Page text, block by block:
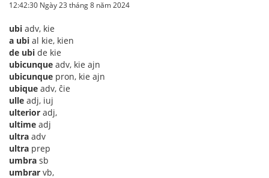
12:42:30 Ngày 23 tháng 8 năm 2024
ubi adv, kie
a ubi al kie, kien
de ubi de kie
ubicunque adv, kie ajn
ubicunque pron, kie ajn
ubique adv, ĉie
ulle adj, iuj
ulterior adj,
ultime adj
ultra adv
ultra prep
umbra sb
umbrar vb,